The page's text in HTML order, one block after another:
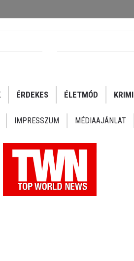
ÉRDEKES ÉLETMÓD KRIMI
IMPRESSZUM MÉDIAAJÁNLAT